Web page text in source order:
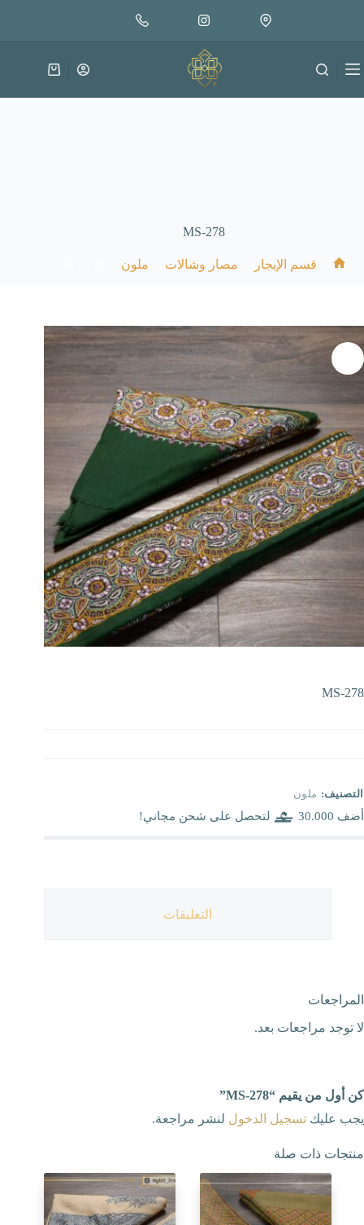
عربة
MS-278
قسم الإيجار مصار وشالات ملون
MS-278
التصنيف: ملون
أضف 30.000 لتحصل على شحن مجاني!
التعليقات
المراجعات
لا توجد مراجعات بعد.
كن أول من يقيم “MS-278”
يجب عليك تسجيل الدخول لنشر مراجعة.
منتجات ذات صلة